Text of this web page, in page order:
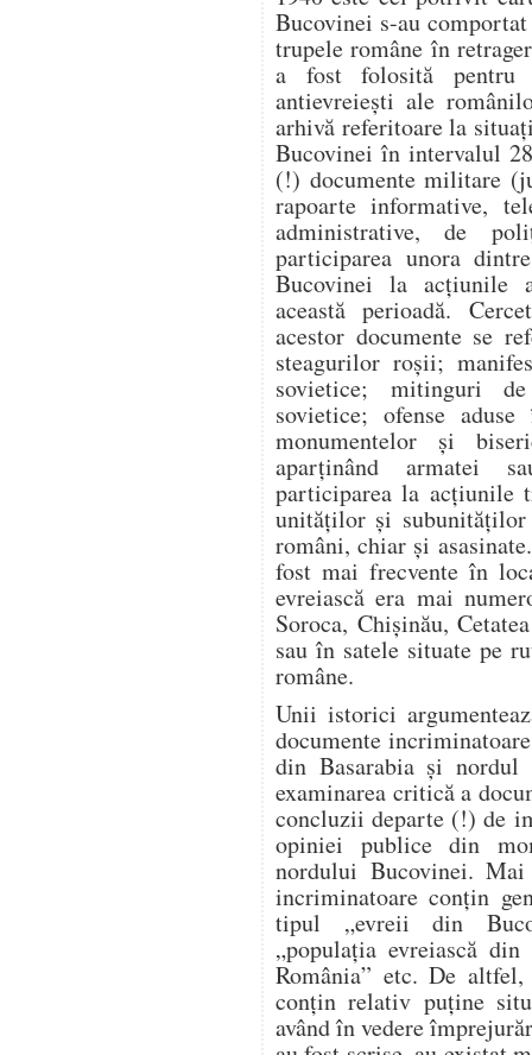
Bucovinei s-au
trupele române în
a fost folosită pentru
antievreiești ale
arhivă referitoare la
Bucovinei în intervalul
(!) documente militare
rapoarte informative,
administrative, de
participarea unora
Bucovinei la acțiunile
această perioadă.
acestor documente se
steagurilor roșii;
sovietice; mitinguri
sovietice; ofense
monumentelor și
aparținând armatei
participarea la acțiunile
unităților și
români, chiar și
fost mai frecvente în
evreiască era mai
Soroca, Chișinău,
sau în satele situate pe
române.
Unii istorici
documente
din Basarabia și nordul
examinarea critică a
concluzii departe (!) de
opiniei publice din
nordului Bucovinei.
incriminatoare conțin
tipul „evreii din
„populația evreiască
România” etc. De
conțin relativ puține
având în vedere